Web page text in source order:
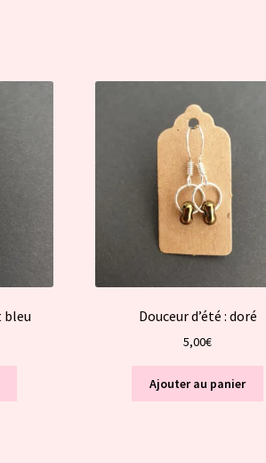
bleu Douceur d’été : doré
5,00€
Ajouter au panier